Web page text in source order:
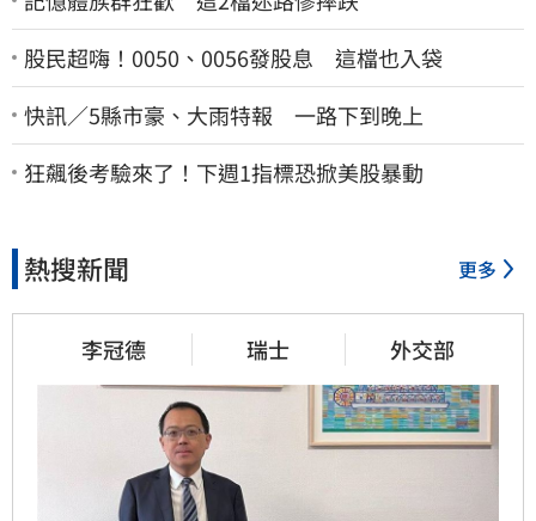
股民超嗨！0050、0056發股息 這檔也入袋
快訊／5縣市豪、大雨特報 一路下到晚上
狂飆後考驗來了！下週1指標恐掀美股暴動
熱搜新聞 更多
李冠德 瑞士 外交部